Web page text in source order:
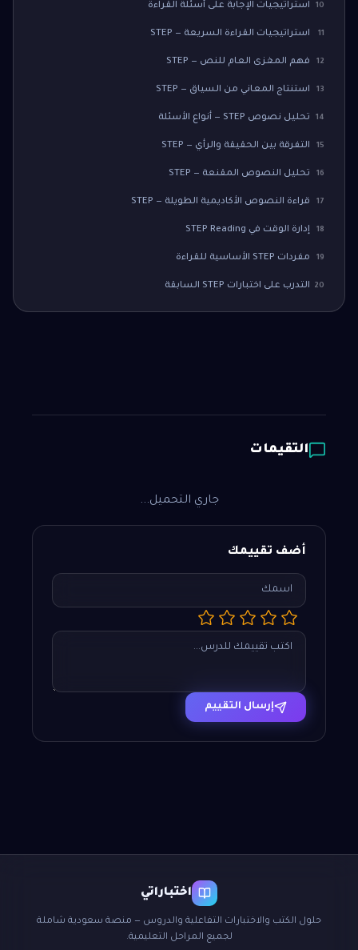
10 استراتيجيات الإجابة على أسئلة القراءة
11 استراتيجيات القراءة السريعة — STEP
12 فهم المغزى العام للنص — STEP
13 استنتاج المعاني من السياق — STEP
14 تحليل نصوص STEP — أنواع الأسئلة
15 التفرقة بين الحقيقة والرأي — STEP
16 تحليل النصوص المقنعة — STEP
17 قراءة النصوص الأكاديمية الطويلة — STEP
18 إدارة الوقت في STEP Reading
19 مفردات STEP الأساسية للقراءة
20 التدرب على اختبارات STEP السابقة
التقيمات
جاري التحميل...
أضف تقييمك
إرسال التقييم
اختباراتي
حلول الكتب والاختبارات التفاعلية والدروس — منصة سعودية شاملة
لجميع المراحل التعليمية.